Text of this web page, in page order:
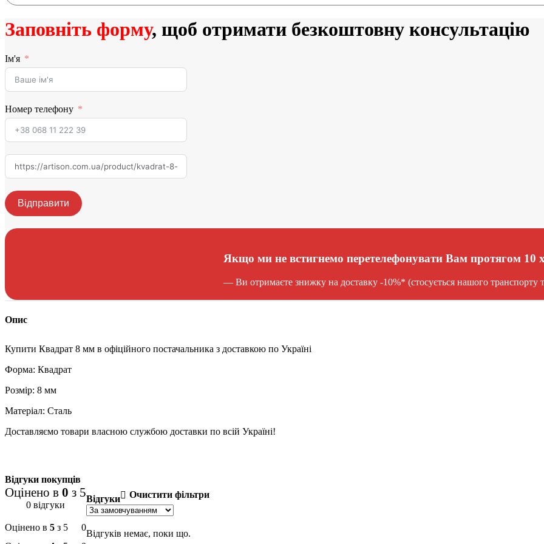
Заповніть форму, щоб отримати безкоштовну консультацію
Ім'я
Номер телефону
Відправити
Якщо ми не встигнемо перетелефонувати Вам протягом 10
— Ви отримаєте знижку на доставку -10%* (стосується нашого транспорту
Опис
Купити Квадрат 8 мм в офіційного постачальника з доставкою по Україні
Форма: Квадрат
Розмір: 8 мм
Матеріал: Сталь
Доставляємо товари власною службою доставки по всій Україні!
Відгуки покупців
Оцінено в 0 з 5
0 відгуки
Оцінено в 5 з 5
0
Відгуки Очистити фільтри
Відгуків немає, поки що.